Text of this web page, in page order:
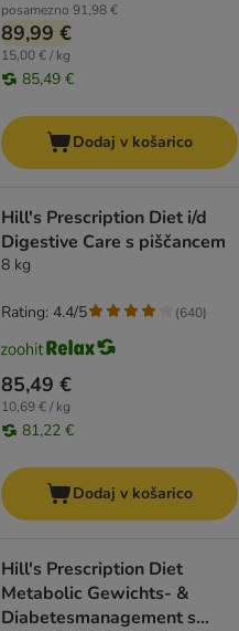
posamezno 91,98 €
89,99 €
15,00 € / kg
85,49 €
Dodaj v košarico
Hill's Prescription Diet i/d
Digestive Care s piščancem
8 kg
85,49 €
10,69 € / kg
81,22 €
Rating: 4.4/5 (640)
Dodaj v košarico
Hill's Prescription Diet
Metabolic Gewichts- &
Diabetesmanagement s